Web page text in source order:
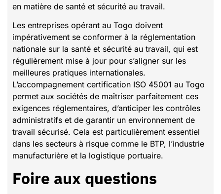
en matière de santé et sécurité au travail.
Les entreprises opérant au Togo doivent
impérativement se conformer à la réglementation
nationale sur la santé et sécurité au travail, qui est
régulièrement mise à jour pour s’aligner sur les
meilleures pratiques internationales.
L’accompagnement certification ISO 45001 au Togo
permet aux sociétés de maîtriser parfaitement ces
exigences réglementaires, d’anticiper les contrôles
administratifs et de garantir un environnement de
travail sécurisé. Cela est particulièrement essentiel
dans les secteurs à risque comme le BTP, l’industrie
manufacturière et la logistique portuaire.
Foire aux questions